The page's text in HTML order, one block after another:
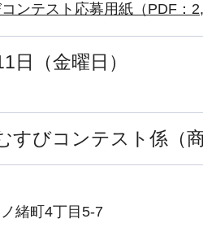
ンテスト応募用紙（PDF：
日（金曜日）
すびコンテスト係（
緒町4丁目5-7